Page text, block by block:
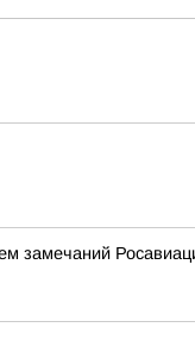
замечаний